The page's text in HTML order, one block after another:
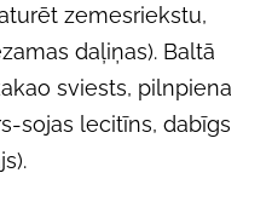
zemesriekstu,
daļiņas). Baltā
sviests, pilnpiena
sojas lecitīns, dabīgs